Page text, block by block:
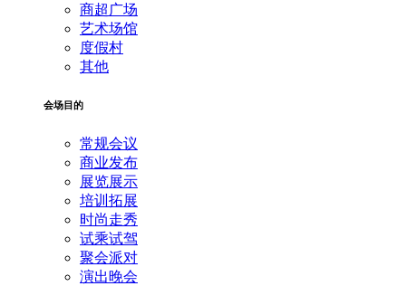
商超广场
艺术场馆
度假村
其他
会场目的
常规会议
商业发布
展览展示
培训拓展
时尚走秀
试乘试驾
聚会派对
演出晚会